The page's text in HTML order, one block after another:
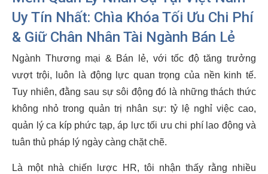
Uy Tín Nhất: Chìa Khóa Tối Ưu Chi Phí
& Giữ Chân Nhân Tài Ngành Bán Lẻ
Ngành Thương mại & Bán lẻ, với tốc độ tăng trưởng
vượt trội, luôn là động lực quan trọng của nền kinh tế.
Tuy nhiên, đằng sau sự sôi động đó là những thách thức
không nhỏ trong quản trị nhân sự: tỷ lệ nghỉ việc cao,
quản lý ca kíp phức tạp, áp lực tối ưu chi phí lao động và
tuân thủ pháp lý ngày càng chặt chẽ.
Là một nhà chiến lược HR, tôi nhận thấy rằng nhiều